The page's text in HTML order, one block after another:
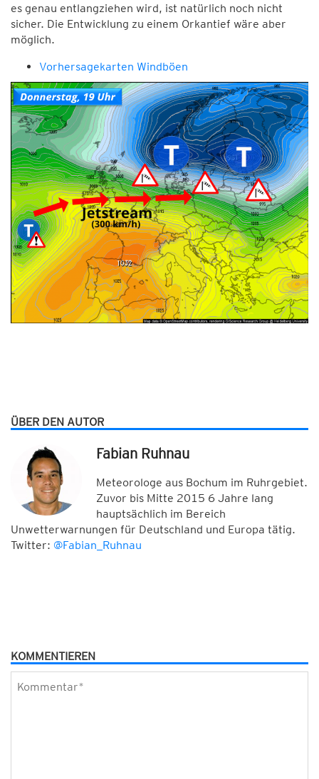
es genau entlangziehen wird, ist natürlich noch nicht
sicher. Die Entwicklung zu einem Orkantief wäre aber
möglich.
Vorhersagekarten Windböen
ÜBER DEN AUTOR
Fabian Ruhnau
Meteorologe aus Bochum im Ruhrgebiet.
Zuvor bis Mitte 2015 6 Jahre lang
hauptsächlich im Bereich
Unwetterwarnungen für Deutschland und Europa tätig.
Twitter: @Fabian_Ruhnau
KOMMENTIEREN